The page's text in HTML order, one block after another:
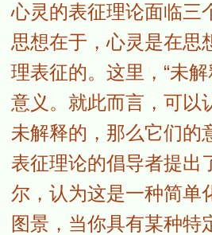
心灵的表征理论面临三
思想在于，心灵是在思
理表征的。这里，“未
意义。就此而言，可以
未解释的，那么它们的
表征理论的倡导者提出
尔，认为这是一种简单
图景，当你具有某种特